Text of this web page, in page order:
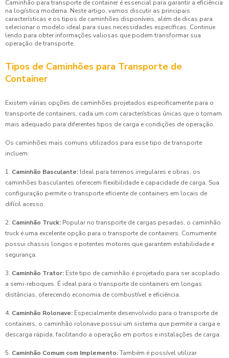
Caminhão para transporte de container é essencial para garantir a eficiência
na logística moderna. Neste artigo, vamos discutir as principais
características e os tipos de caminhões disponíveis, além de dicas para
selecionar o modelo ideal para suas necessidades específicas. Continue
lendo para obter informações valiosas que podem transformar sua
operação de transporte.
Tipos de Caminhões para Transporte de
Container
Existem várias opções de caminhões projetados especificamente para o
transporte de containers, cada um com características únicas que o tornam
mais adequado para diferentes tipos de carga e condições de operação.
Os caminhões mais comuns utilizados para esse tipo de transporte
incluem:
1. Caminhão Basculante: Ideal para terrenos irregulares e obras, os
caminhões basculantes oferecem flexibilidade e capacidade de carga. Sua
configuração permite o transporte eficiente de containers em locais de
difícil acesso.
2. Caminhão Truck: Popular no transporte de cargas pesadas, o caminhão
truck é uma excelente opção para o transporte de containers. Comumente
possui chassis longos e potentes motores que garantem estabilidade e
segurança.
3. Caminhão Trator: Este tipo de caminhão é projetado para ser acoplado
a semi-reboques. É ideal para o transporte de containers em longas
distâncias, oferecendo economia de combustível e eficiência.
4. Caminhão Rolonave: Especialmente desenvolvido para o transporte de
containers, o caminhão rolonave possui um sistema que permite a carga e
descarga rápida, facilitando a operação em portos e instalações de carga.
5. Caminhão Comum com Implemento:Também é possível utilizar